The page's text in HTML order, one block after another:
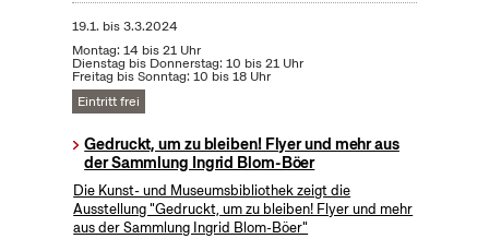
19.1. bis3.3.2024
Montag: 14 bis 21 Uhr
Dienstag bis Donnerstag: 10 bis 21 Uhr
Freitag bis Sonntag: 10 bis 18 Uhr
Eintritt frei
Gedruckt, um zu bleiben! Flyer und mehr aus
der Sammlung Ingrid Blom-Böer
Die Kunst- und Museumsbibliothek zeigt die
Ausstellung "Gedruckt, um zu bleiben! Flyer und mehr
aus der Sammlung Ingrid Blom-Böer"